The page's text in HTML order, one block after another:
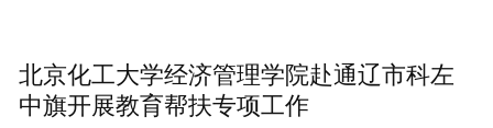
北京化工大学经济管理学院赴通辽市科左
中旗开展教育帮扶专项工作